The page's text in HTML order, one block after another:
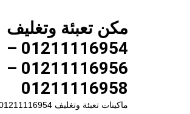
مكن تعبئة وتغليف
01211116954 –
01211116956 –
01211116958